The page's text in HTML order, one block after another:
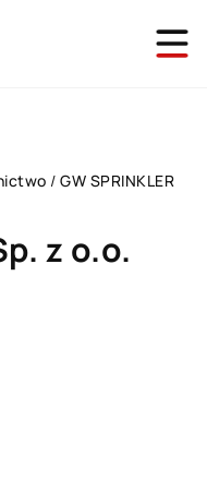
/ GW SPRINKLER
z o.o.